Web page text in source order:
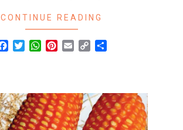
CONTINUE READING
Facebook
TwitterWhatsApp
Pinterest
Email Copy